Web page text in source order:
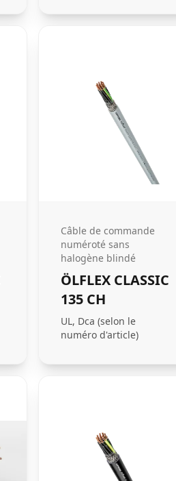
Câble de commande
numéroté sans
halogène blindé
ÖLFLEX CLASSIC
135 CH
UL, Dca (selon le
numéro d'article)